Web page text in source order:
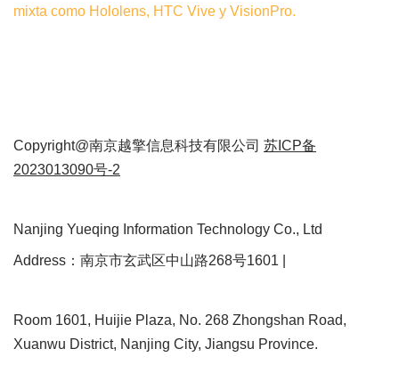
mixta como Hololens, HTC Vive y VisionPro.
Copyright@南京越擎信息科技有限公司 苏ICP备
2023013090号-2
Nanjing Yueqing Information Technology Co., Ltd
Address：南京市玄武区中山路268号1601 |
Room 1601, Huijie Plaza, No. 268 Zhongshan Road,
Xuanwu District, Nanjing City, Jiangsu Province.